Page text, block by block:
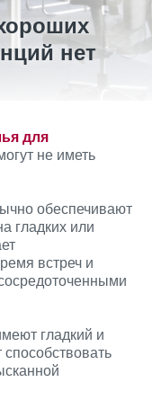
нет
для
не иметь
обеспечивают
гладких или
встреч и
гладкий и